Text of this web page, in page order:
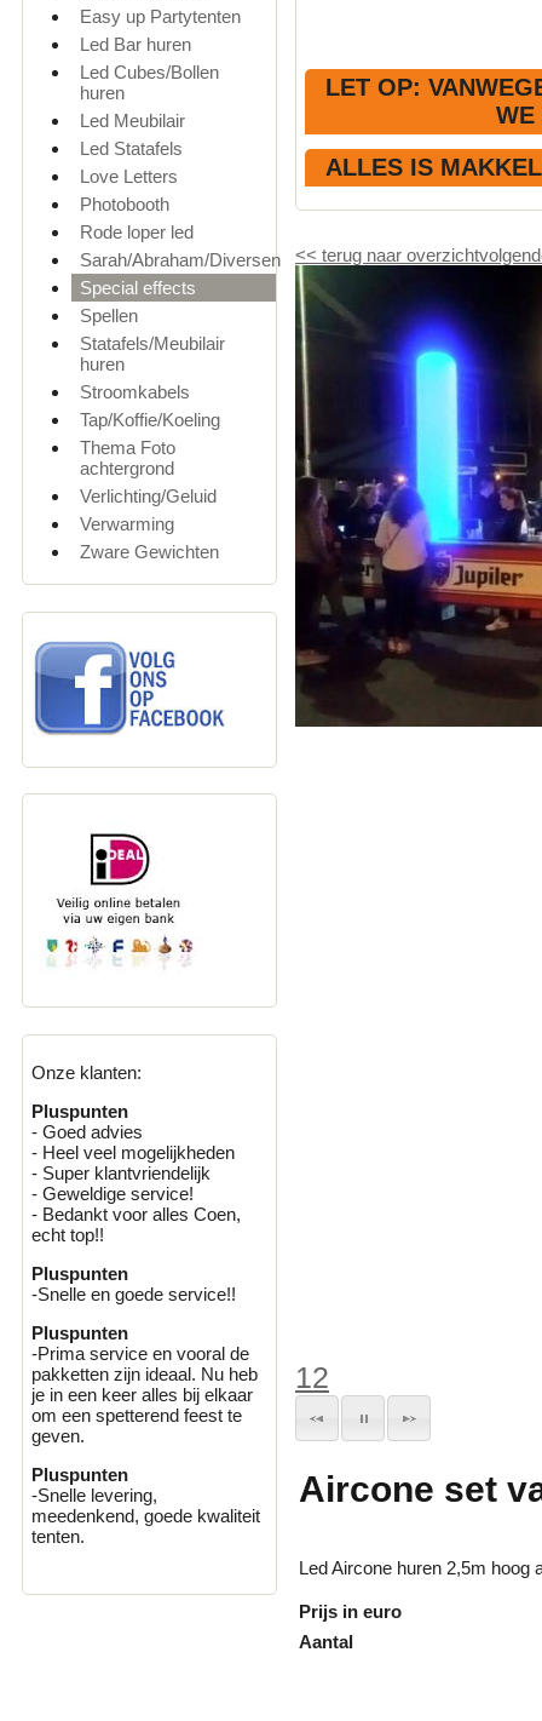
Easy up Partytenten
Led Bar huren
Led Cubes/Bollen
huren
Led Meubilair
Led Statafels
Love Letters
Photobooth
Rode loper led
Sarah/Abraham/Diversen
Special effects
Spellen
Statafels/Meubilair
huren
Stroomkabels
Tap/Koffie/Koeling
Thema Foto
achtergrond
Verlichting/Geluid
Verwarming
Zware Gewichten
Onze klanten:
Pluspunten
- Goed advies
- Heel veel mogelijkheden
- Super klantvriendelijk
- Geweldige service!
- Bedankt voor alles Coen,
echt top!!
Pluspunten
-Snelle en goede service!!
Pluspunten
-Prima service en vooral de
pakketten zijn ideaal. Nu heb
je in een keer alles bij elkaar
om een spetterend feest te
geven.
Pluspunten
-Snelle levering,
meedenkend, goede kwaliteit
tenten.
LET OP:
ALLES IS
<< terug naar overzicht
12
Aircone set
Led Aircone huren 2,5m hoog
Prijs in euro
Aantal